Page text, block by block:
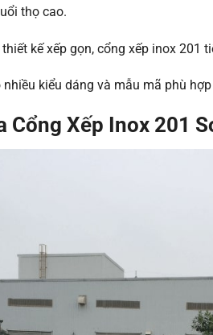
thọ cao.
kế xếp gọn, cổng xếp inox 201
kiểu dáng và mẫu mã phù
Cổng Xếp Inox 201